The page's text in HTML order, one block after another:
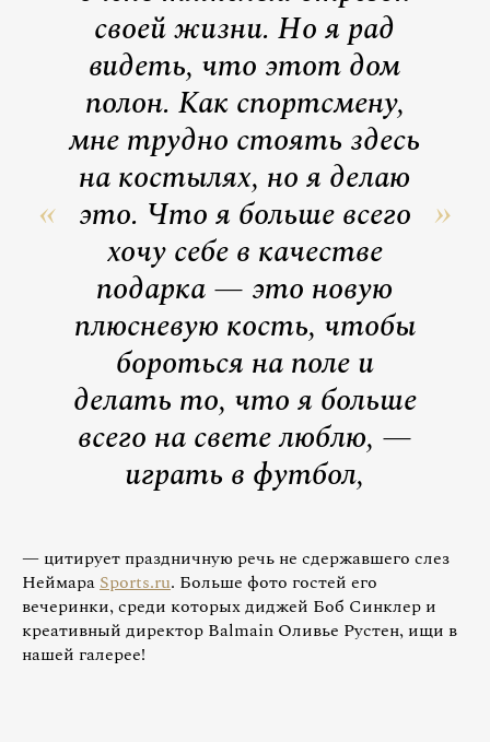
своей жизни. Но я рад
видеть, что этот дом
полон. Как спортсмену,
мне трудно стоять здесь
на костылях, но я делаю
это. Что я больше всего
хочу себе в качестве
подарка — это новую
плюсневую кость, чтобы
бороться на поле и
делать то, что я больше
всего на свете люблю, —
играть в футбол,
— цитирует праздничную речь не сдержавшего слез
НеймараSports.ru. Больше фото гостей его
вечеринки, среди которых диджей Боб Синклер и
креативный директор Balmain Оливье Рустен, ищи в
нашей галерее!